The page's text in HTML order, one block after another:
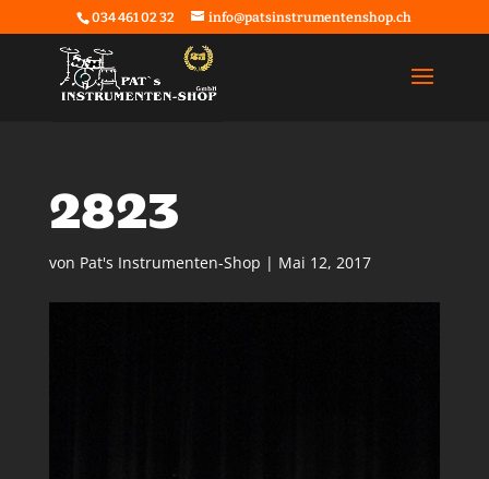
034 461 02 32 info@patsinstrumentenshop.ch
2823
von Pat's Instrumenten-Shop | Mai 12, 2017